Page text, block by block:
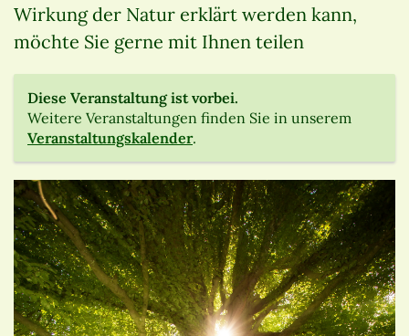
Wirkung der Natur erklärt werden kann,
möchte Sie gerne mit Ihnen teilen
Diese Veranstaltung ist vorbei.
Weitere Veranstaltungen finden Sie in unserem
Veranstaltungskalender.